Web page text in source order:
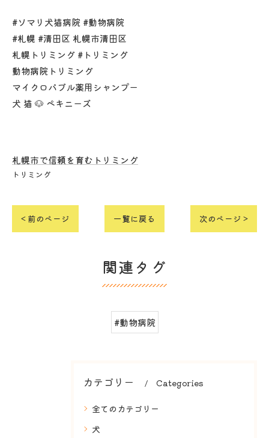
#ソマリ犬猫病院 #動物病院
#札幌 #清田区 札幌市清田区
札幌トリミング #トリミング
動物病院トリミング
マイクロバブル薬用シャンプー
犬 猫 🐶 ペキニーズ
札幌市で信頼を育むトリミング
トリミング
< 前のページ 一覧に戻る 次のページ >
関連タグ
#動物病院
カテゴリー Categories
全てのカテゴリー
犬